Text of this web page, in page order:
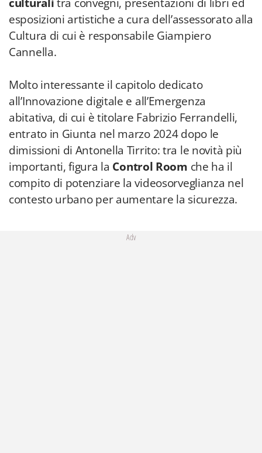
esposizioni artistiche a cura dell’assessorato alla
Cultura di cui è responsabile Giampiero
Cannella.
Molto interessante il capitolo dedicato
all’Innovazione digitale e all’Emergenza
abitativa, di cui è titolare Fabrizio Ferrandelli,
entrato in Giunta nel marzo 2024 dopo le
dimissioni di Antonella Tirrito: tra le novità più
importanti, figura la Control Room che ha il
compito di potenziare la videosorveglianza nel
contesto urbano per aumentare la sicurezza.
Adv